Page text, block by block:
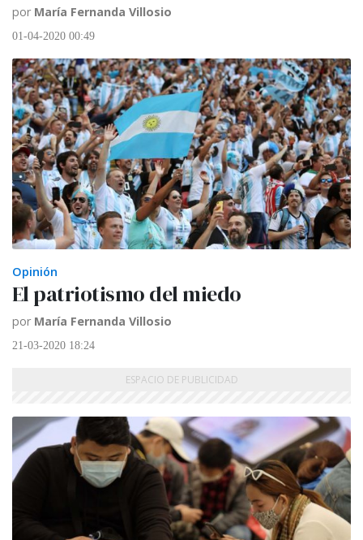
por María Fernanda Villosio
01-04-2020 00:49
Opinión
El patriotismo del miedo
por María Fernanda Villosio
21-03-2020 18:24